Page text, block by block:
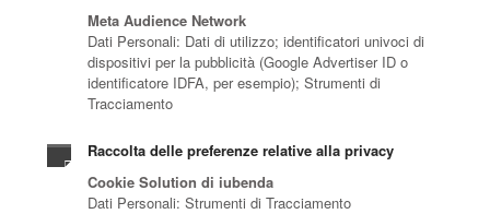
Meta Audience Network
Dati Personali: Dati di utilizzo; identificatori univoci di
dispositivi per la pubblicità (Google Advertiser ID o
identificatore IDFA, per esempio); Strumenti di
Tracciamento
Raccolta delle preferenze relative alla privacy
Cookie Solution di iubenda
Dati Personali: Strumenti di Tracciamento